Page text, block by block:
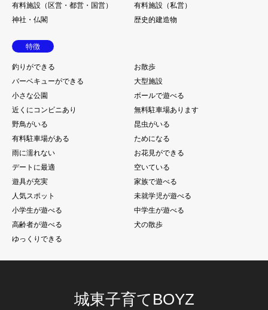
有料施設（区営・都営・国営）
有料施設（私営）
神社・仏閣
歴史的建造物
特徴
釣りができる
お散歩
バーベキューができる
大型施設
小さな公園
ボールで遊べる
近くにコンビニあり
無料駐車場あります
野鳥がいる
昆虫がいる
有料駐車場がある
ためになる
雨に濡れない
お花見ができる
デートに最適
空いている
遊具が充実
家族で遊べる
人気スポット
未就学児が遊べる
小学生が遊べる
中学生が遊べる
高齢者が遊べる
犬の散歩
ゆっくりできる
城東子育てBOYZ